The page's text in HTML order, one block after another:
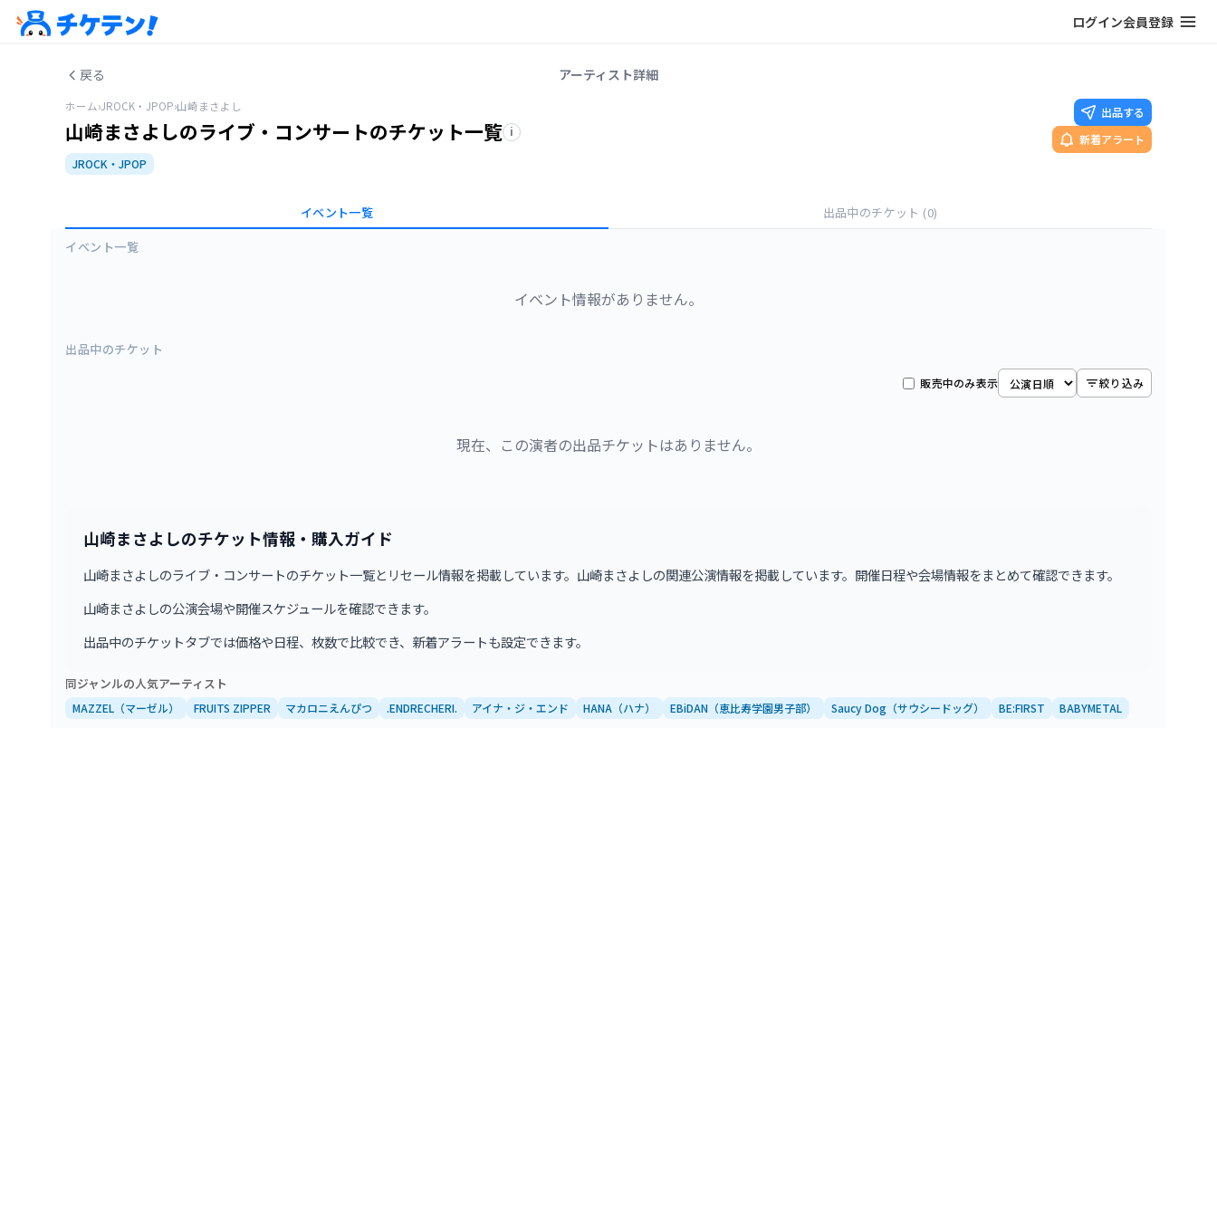
ログイン会員登録
戻る アーティスト詳細
ホーム›JROCK・JPOP›山崎まさよし
山崎まさよしのライブ・コンサートのチケット一覧 i
JROCK・JPOP
出品する
新着アラート
イベント一覧 出品中のチケット (0)
イベント一覧
イベント情報がありません。
出品中のチケット
販売中のみ表示 絞り込み
現在、この演者の出品チケットはありません。
山崎まさよしのチケット情報・購入ガイド
山崎まさよしのライブ・コンサートのチケット一覧とリセール情報を掲載しています。山崎まさよしの関連公演情報を掲載しています。開催日程や会場情報をまとめて確認できます。
山崎まさよしの公演会場や開催スケジュールを確認できます。
出品中のチケットタブでは価格や日程、枚数で比較でき、新着アラートも設定できます。
同ジャンルの人気アーティスト
MAZZEL（マーゼル） FRUITS ZIPPER マカロニえんぴつ .ENDRECHERI. アイナ・ジ・エンド HANA（ハナ） EBiDAN（恵比寿学園男子部） Saucy Dog（サウシードッグ） BE:FIRST BABYMETAL